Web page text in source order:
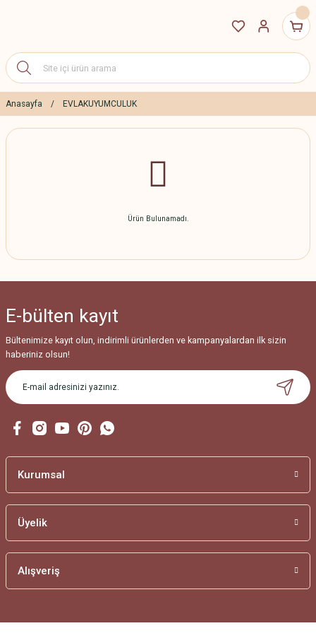
Anasayfa EVLAKUYUMCULUK
Ürün Bulunamadı.
E-bülten kayıt
Bültenimize kayıt olun, indirimli ürünlerden ve kampanyalardan ilk sizin
haberiniz olsun!
Kurumsal
Üyelik
Alışveriş